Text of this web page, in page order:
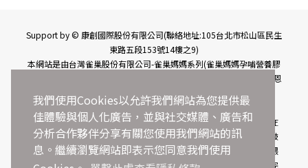
我們使用Cookies以允許我們網站為您提供最
佳體驗與個人化廣告，並與社交媒體、廣告和
分析合作夥伴分享有關您使用我們網站的訊
息。繼續瀏覽網站即表示您同意我們使用
Support by © 康創國際股份有限公司(聯絡地址:105台北市松山區民生
東路五段153號14樓之9)
本網站是由台灣雀巢股份有限公司-雀巢媽媽系列(雀巢媽媽孕哺營養膠
囊、雀巢媽媽LC40順哺膠囊、雀巢媽媽G穩適細粉)、能恩水解3、能恩
水解1、能恩水解、能恩 授權營運
母乳宣言：母乳是寶寶最好的營養來源。世界衛生組織(WHO)建議，在
寶寶出生後的前六個月應純母乳哺餵，並盡可能的持續母乳餵養；不鼓
勵非必要的採用瓶餵或添加其他食品和飲料，因為這可能會對母乳哺餵
帶來不良影響，當你無法母乳哺餵時，請尋求醫師的專業建議。雀巢完